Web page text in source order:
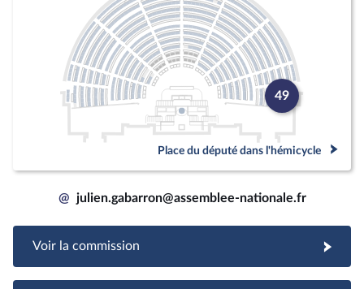
49
Place du député dans l'hémicycle
@ julien.gabarron@assemblee-nationale.fr
Voir la commission